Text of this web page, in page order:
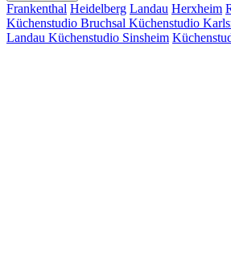
Frankenthal Heidelberg Landau Herxheim
Küchenstudio Bruchsal Küchenstudio
Landau Küchenstudio Sinsheim